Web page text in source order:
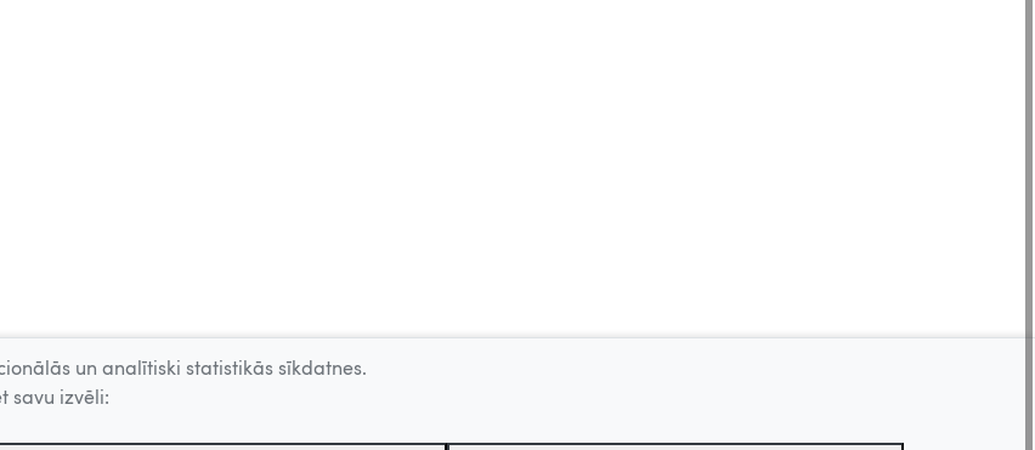
un analītiski statistikās sīkdatnes.
savu izvēli: